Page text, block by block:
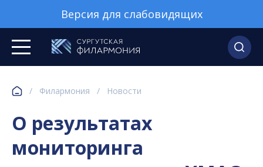
Версия для слабовидящих
/ Филармония / Новости
О результатах
мониторинга